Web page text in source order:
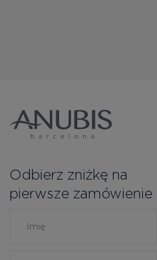
Odbierz zniżkę na
pierwsze zamówienie